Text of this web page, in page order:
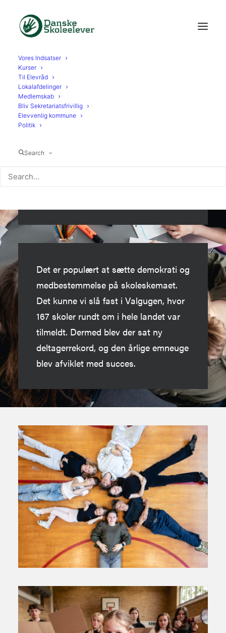
Vores Indsatser
Kurser
Til Elevråd
Lokalafdelinger
Medlemskab
Bliv Sekretariatsfrivillig
Elevvenlig kommune
Politik
SearchRekordmange
skoler deltog i
Det er populært at sætte demokrati og
medbestemmelse på skoleskemaet.
Det kunne vi slå fast i Valgugen, hvor
167 skoler rundt om i hele landet var
tilmeldt. Dermed blev der sat ny
deltagerrekord, og den årlige emneuge
blev afviklet med succes.